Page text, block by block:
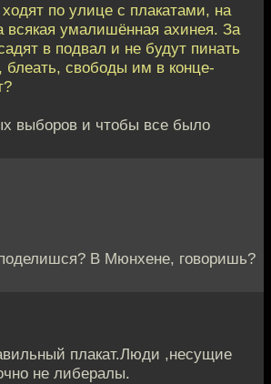
по улице с плакатами, на
всякая умалишённая ахинея. За
в подвал и не будут пинать
блеать, свободы им в конце-
выборов и чтобы все было
В Мюнхене, говоришь?
плакат.Люди ,несущие
не либералы.